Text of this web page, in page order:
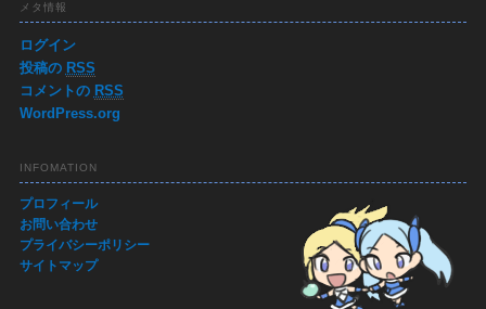
メタ情報
ログイン
投稿の RSS
コメントの RSS
WordPress.org
INFOMATION
プロフィール
お問い合わせ
プライバシーポリシー
サイトマップ